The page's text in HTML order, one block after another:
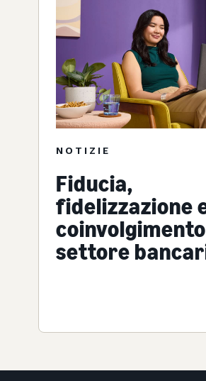
NOTIZIE
Fiducia,
fidelizzazione
settore